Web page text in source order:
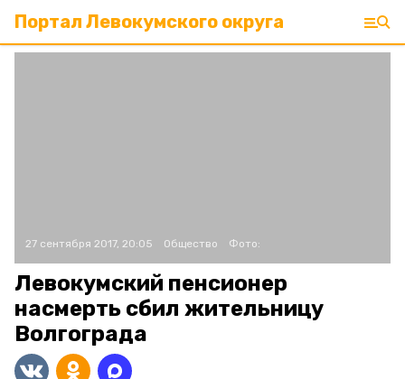
Портал Левокумского округа
27 сентября 2017, 20:05 Общество Фото:
Левокумский пенсионер
насмерть сбил жительницу
Волгограда